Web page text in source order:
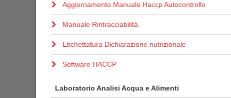
Aggiornamento Manuale Haccp Autocontrollo
Manuale Rintracciabilità
Etichettatura Dichiarazione nutrizionale
Software HACCP
Laboratorio Analisi Acqua e Alimenti